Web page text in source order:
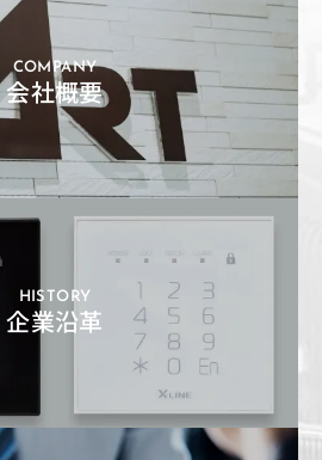
COMPANY
会社概要
HISTORY
企業沿革